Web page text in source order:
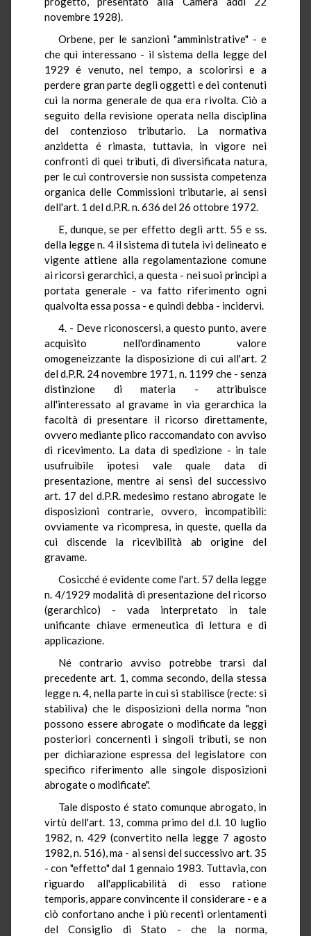
novembre 1928).
Orbene, per le sanzioni "amministrative" - e
che qui interessano - il sistema della legge del
1929 é venuto, nel tempo, a scolorirsi e a
perdere gran parte degli oggetti e dei contenuti
cui la norma generale de qua era rivolta. Ciò a
seguito della revisione operata nella disciplina
del contenzioso tributario. La normativa
anzidetta é rimasta, tuttavia, in vigore nei
confronti di quei tributi, di diversificata natura,
per le cui controversie non sussista competenza
organica delle Commissioni tributarie, ai sensi
dell'art. 1 del d.P.R. n. 636 del 26 ottobre 1972.
E, dunque, se per effetto degli artt. 55 e ss.
della legge n. 4 il sistema di tutela ivi delineato e
vigente attiene alla regolamentazione comune
ai ricorsi gerarchici, a questa - nei suoi principi a
portata generale - va fatto riferimento ogni
qualvolta essa possa - e quindi debba - incidervi.
4. - Deve riconoscersi, a questo punto, avere
acquisito nell'ordinamento valore
omogeneizzante la disposizione di cui all'art. 2
del d.P.R. 24 novembre 1971, n. 1199 che - senza
distinzione di materia - attribuisce
all'interessato al gravame in via gerarchica la
facoltà di presentare il ricorso direttamente,
ovvero mediante plico raccomandato con avviso
di ricevimento. La data di spedizione - in tale
usufruibile ipotesi vale quale data di
presentazione, mentre ai sensi del successivo
art. 17 del d.P.R. medesimo restano abrogate le
disposizioni contrarie, ovvero, incompatibili:
ovviamente va ricompresa, in queste, quella da
cui discende la ricevibilità ab origine del
gravame.
Cosicché é evidente come l'art. 57 della legge
n. 4/1929 modalità di presentazione del ricorso
(gerarchico) - vada interpretato in tale
unificante chiave ermeneutica di lettura e di
applicazione.
Né contrario avviso potrebbe trarsi dal
precedente art. 1, comma secondo, della stessa
legge n. 4, nella parte in cui si stabilisce (recte: si
stabiliva) che le disposizioni della norma "non
possono essere abrogate o modificate da leggi
posteriori concernenti i singoli tributi, se non
per dichiarazione espressa del legislatore con
specifico riferimento alle singole disposizioni
abrogate o modificate".
Tale disposto é stato comunque abrogato, in
virtù dell'art. 13, comma primo del d.l. 10 luglio
1982, n. 429 (convertito nella legge 7 agosto
1982, n. 516), ma - ai sensi del successivo art. 35
- con "effetto" dal 1 gennaio 1983. Tuttavia, con
riguardo all'applicabilità di esso ratione
temporis, appare convincente il considerare - e a
ciò confortano anche i più recenti orientamenti
del Consiglio di Stato - che la norma,